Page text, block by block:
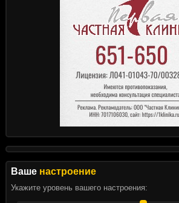
Ваше настроение
Укажите уровень вашего настроения: